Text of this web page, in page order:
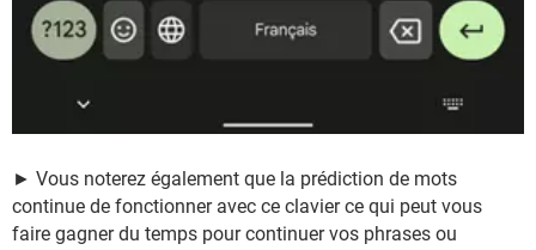
► Vous noterez également que la prédiction de mots
continue de fonctionner avec ce clavier ce qui peut vous
faire gagner du temps pour continuer vos phrases ou